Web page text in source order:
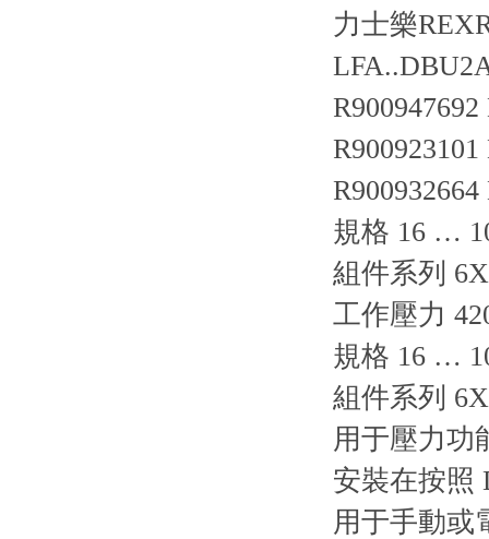
力士樂
規格 16 …
組件系列
工作壓力
規格 16 …
組件系列
用于壓力功
安裝在按照
用于手動或